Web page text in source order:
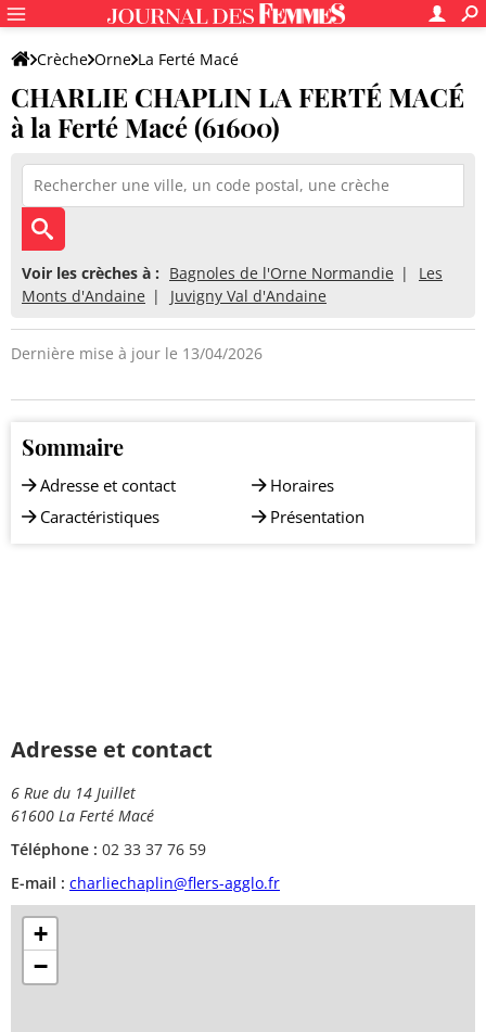
Crèche Orne La Ferté Macé
CHARLIE CHAPLIN LA FERTÉ MACÉ
CHARLIE CHAPLIN LA FERTÉ MACÉ
à la Ferté Macé (61600)
Voir les crèches à : Bagnoles de l'Orne Normandie
Les
Monts d'Andaine
Juvigny Val d'Andaine
Dernière mise à jour le 13/04/2026
Sommaire
Adresse et contact
Caractéristiques
Horaires
Présentation
Adresse et contact
6 Rue du 14 Juillet
61600 La Ferté Macé
Téléphone : 02 33 37 76 59
E-mail : charliechaplin@flers-agglo.fr
+
−